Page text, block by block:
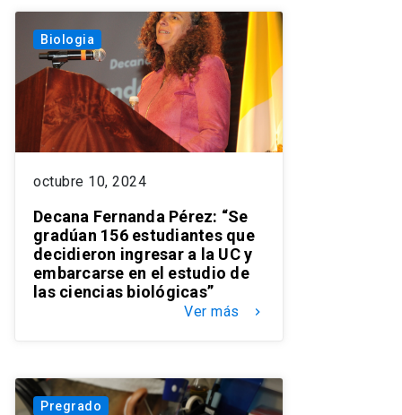
Biologia
octubre 10, 2024
Decana Fernanda Pérez: “Se
gradúan 156 estudiantes que
decidieron ingresar a la UC y
embarcarse en el estudio de
las ciencias biológicas”
Ver más keyboard_arrow_right
Pregrado